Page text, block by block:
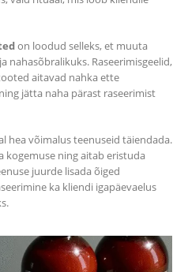
on loodud selleks, et muuta
nahasõbralikuks. Raseerimisgeelid,
aitavad nahka ette
jätta naha pärast raseerimist
hea võimalus teenuseid täiendada.
kogemuse ning aitab eristuda
juurde lisada õiged
ka kliendi igapäevaelus